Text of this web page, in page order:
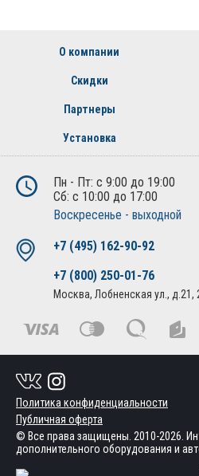
О компании
Скидки
Партнеры
Установка
Пн - Пт: с 9:00 до 19:00
Сб: с 10:00 до 17:00
Воскресенье - выходной
+7 (495) 162-90-92
+7 (800) 250-01-76
Москва, Лобненская ул., д.21,
Политика конфиденциальности
Публичная оферта
© Все права защищены. 2010-2026.
дополнительного оборудования и